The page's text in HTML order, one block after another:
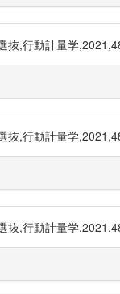
抜,行動計量学
抜,行動計量学
抜,行動計量学